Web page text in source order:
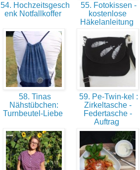
54. Hochzeitsgesch
enk Notfallkoffer
55. Fotokissen -
kostenlose
Häkelanleitung
58. Tinas
Nähstübchen:
Turnbeutel-Liebe
59. Pe-Twin-kel :
Zirkeltasche -
Federtasche -
Auftrag